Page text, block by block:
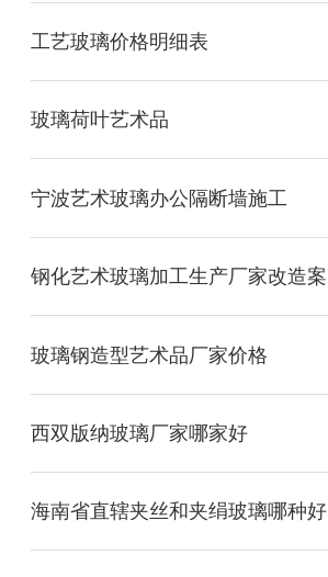
工艺玻璃价格明细表
玻璃荷叶艺术品
宁波艺术玻璃办公隔断墙施工
玻璃钢造型艺术品厂家价格
西双版纳玻璃厂家哪家好
海南省直辖夹丝和夹绢玻璃哪种好